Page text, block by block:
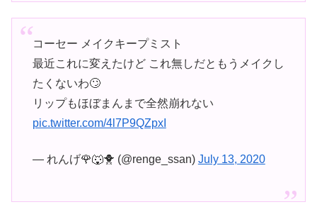
コーセー メイクキープミスト
最近これに変えたけど これ無しだともうメイクし
たくないわ🙄
リップもほぼまんまで全然崩れない
pic.twitter.com/4l7P9QZpxI
— れんげ🌹🐺🐥 (@renge_ssan) July 13, 2020